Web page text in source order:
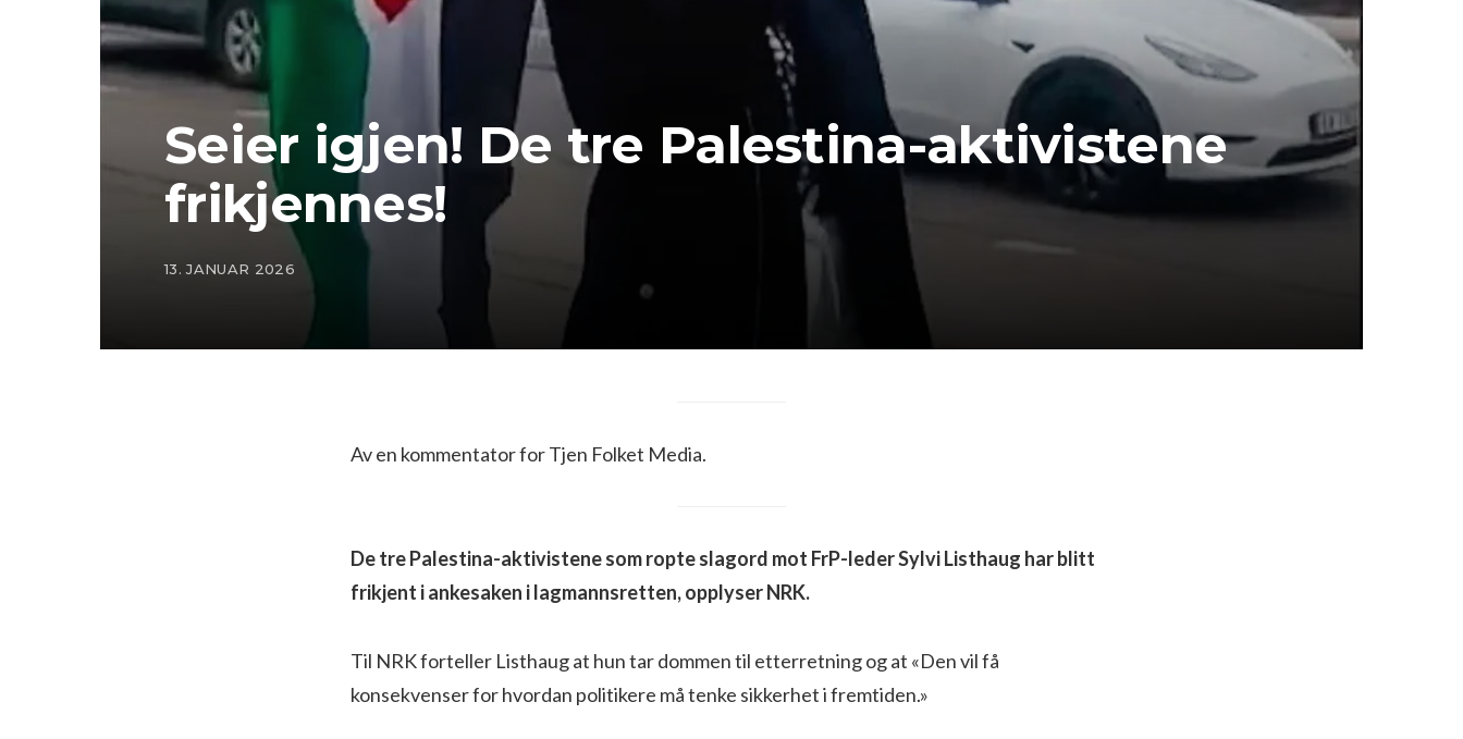
Seier igjen! De tre Palestina-aktivistene
frikjennes!
13. JANUAR 2026
Av en kommentator for Tjen Folket Media.
De tre Palestina-aktivistene som ropte slagord mot FrP-leder Sylvi Listhaug har blitt
frikjent i ankesaken i lagmannsretten, opplyser NRK.
Til NRK forteller Listhaug at hun tar dommen til etterretning og at «Den vil få
konsekvenser for hvordan politikere må tenke sikkerhet i fremtiden.»